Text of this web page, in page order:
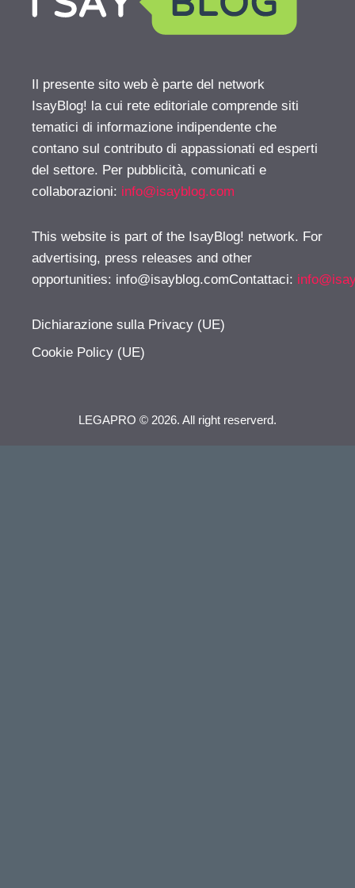
Il presente sito web è parte del network
IsayBlog! la cui rete editoriale comprende siti
tematici di informazione indipendente che
contano sul contributo di appassionati ed esperti
del settore. Per pubblicità, comunicati e
collaborazioni: info@isayblog.com
This website is part of the IsayBlog! network. For
advertising, press releases and other
opportunities: info@isayblog.comContattaci:
Dichiarazione sulla Privacy (UE)
Cookie Policy (UE)
LEGAPRO © 2026. All right reserverd.